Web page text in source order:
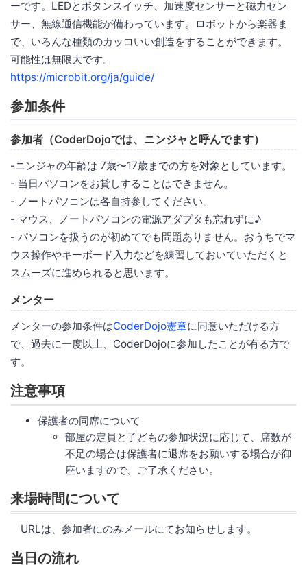
ーです。LEDとボタンスイッチ、加速度センサーと磁力セン
サー、無線通信機能が備わっています。ロボットから楽器ま
で、いろんな種類のカッコいい創造をすることができます。
可能性は無限大です。
https://microbit.org/ja/guide/
参加条件
参加者（CoderDojoでは、ニンジャと呼んでます）
-ニンジャの年齢は 7歳〜17歳までの方を対象としています。
- 当日パソコンをお貸しすることはできません。
- ノートパソコンは各自持参してください。
- マウス、ノートパソコンの電源アダプタも忘れずに♪
- パソコンを扱うのが初めてでも問題ありません。おうちでマ
ウス操作やキーボード入力などを練習しておいていただくと
スムーズに進められると思います。
メンター
メンターの参加条件はCoderDojo憲章に同意いただける方
で、過去に一度以上、CoderDojoに参加したことが有る方で
す。
注意事項
保護者の同席について
部屋の定員と子どもの参加状況に応じて、席数が
不足の場合は保護者に退席をお願いする場合が御
座いますので、ご了承ください。
来場時間について
URLは、参加者にのみメールにてお知らせします。
当日の流れ